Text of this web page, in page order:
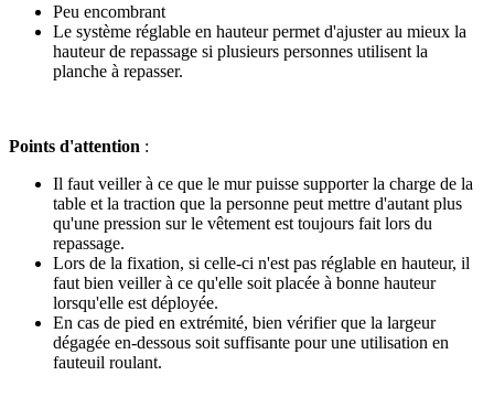
Peu encombrant
Le système réglable en hauteur permet d'ajuster au mieux la
hauteur de repassage si plusieurs personnes utilisent la
planche à repasser.
Points d'attention :
Il faut veiller à ce que le mur puisse supporter la charge de la
table et la traction que la personne peut mettre d'autant plus
qu'une pression sur le vêtement est toujours fait lors du
repassage.
Lors de la fixation, si celle-ci n'est pas réglable en hauteur, il
faut bien veiller à ce qu'elle soit placée à bonne hauteur
lorsqu'elle est déployée.
En cas de pied en extrémité, bien vérifier que la largeur
dégagée en-dessous soit suffisante pour une utilisation en
fauteuil roulant.